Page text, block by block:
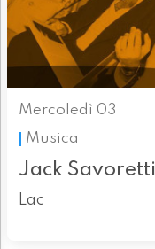
Mercoledì 03
Musica
Jack Savoretti
Lac